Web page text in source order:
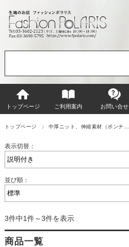
トップページ ご利用案内 お問い合せ
トップページ 中厚ニット、伸縮素材（ポンチ…
表示切替：
並び順：
3件中1件～3件を表示
商品一覧